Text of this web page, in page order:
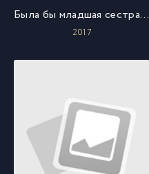
Была бы младшая сестра, а остальное — ерунда
2017